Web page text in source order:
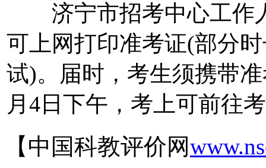
济宁市招考中心工作
可上网打印准考证(部分
试)。届时，考生须携带
月4日下午，考上可前往
【中国科教评价网